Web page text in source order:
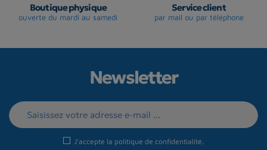
Boutique physique
ouverte du mardi au samedi
Service client
par mail ou par téléphone
Newsletter
J'accepte la politique de confidentialité